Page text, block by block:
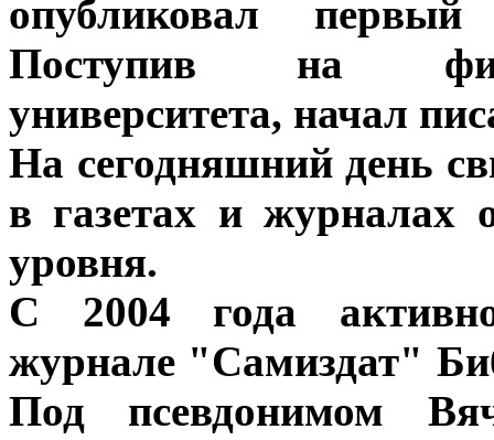
опубликовал
Поступив на
университета, начал
На сегодняшний день
в газетах и журналах
уровня.
С 2004 года
журнале "Самиздат"
Под псевдонимом